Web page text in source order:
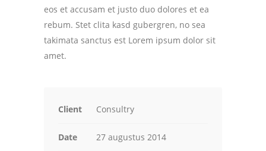
eos et accusam et justo duo dolores et ea
rebum. Stet clita kasd gubergren, no sea
takimata sanctus est Lorem ipsum dolor sit
amet.
Client Consultry
Date 27 augustus 2014